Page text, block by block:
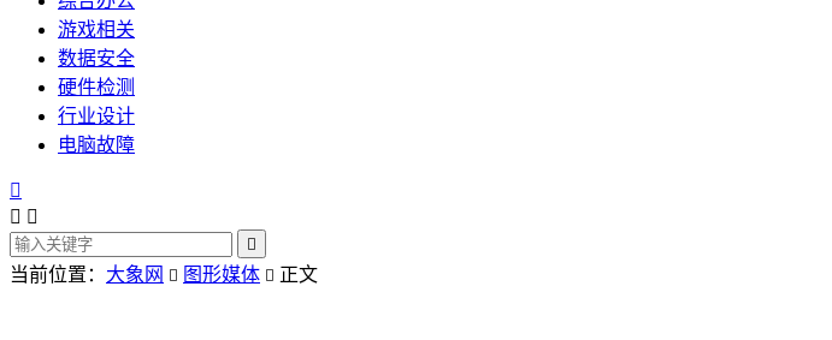
游戏相关
数据安全
硬件检测
行业设计
电脑故障

 

当前位置： 大象网  图形媒体  正文